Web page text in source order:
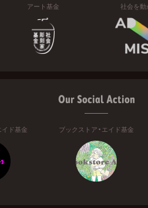
アート基金 社会を
Our Social Action
イド基金 ブックストア・エイド基金